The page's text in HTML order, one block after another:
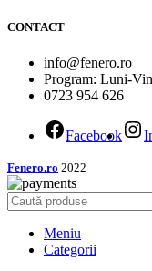
CONTACT
info@fenero.ro
Program: Luni-
0723 954 626
Facebook
Fenero.ro 2022
Meniu
Categorii